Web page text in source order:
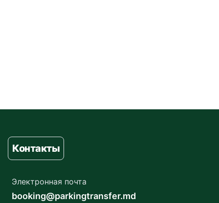
Контакты
Электронная почта
booking@parkingtransfer.md